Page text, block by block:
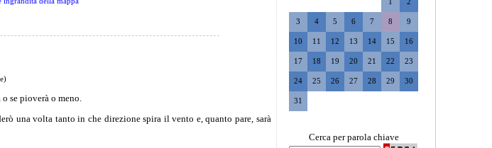
se pioverà o meno.
una volta tanto in che direzione spira il vento e, quanto pare, sarà
3 4 5 6 7 8 9
10 11 12 13 14 15 16
17 18 19 20 21 22 23
24 25 26 27 28 29 30
31
Cerca per parola chiave